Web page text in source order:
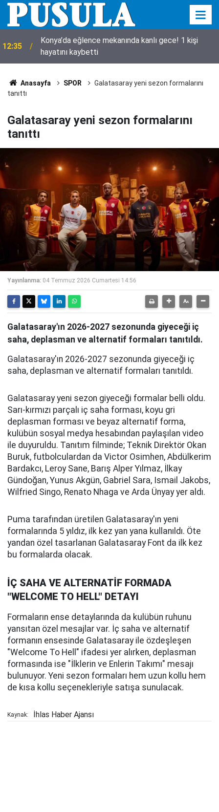
12:35
Konya’da eğlence mekanında kanlı gece! 1 kişi
hayatını kaybetti
Anasayfa SPOR
Galatasaray yeni sezon formalarını
tanıttı
Galatasaray yeni sezon formalarını
tanıttı
Yayınlanma: 04 Temmuz 2026 Cumartesi 14:56
Galatasaray'ın 2026-2027 sezonunda giyeceği iç
saha, deplasman ve alternatif formaları tanıtıldı.
Galatasaray'ın 2026-2027 sezonunda giyeceği iç
saha, deplasman ve alternatif formaları tanıtıldı.
Galatasaray yeni sezon giyeceği formalar belli oldu.
Sarı-kırmızı parçalı iç saha forması, koyu gri
deplasman forması ve beyaz alternatif forma,
kulübün sosyal medya hesabından paylaşılan video
ile duyuruldu. Tanıtım filminde; Teknik Direktör Okan
Buruk, futbolculardan da Victor Osimhen, Abdülkerim
Bardakcı, Leroy Sane, Barış Alper Yılmaz, İlkay
Gündoğan, Yunus Akgün, Gabriel Sara, Ismail Jakobs,
Wilfried Singo, Renato Nhaga ve Arda Ünyay yer aldı.
Puma tarafından üretilen Galatasaray'ın yeni
formalarında 5 yıldız, ilk kez yan yana kullanıldı. Öte
yandan özel tasarlanan Galatasaray Font da ilk kez
bu formalarda olacak.
İÇ SAHA VE ALTERNATİF FORMADA
"WELCOME TO HELL" DETAYI
Formaların ense detaylarında da kulübün ruhunu
yansıtan özel mesajlar var. İç saha ve alternatif
formanın ensesinde Galatasaray ile özdeşleşen
"Welcome To Hell" ifadesi yer alırken, deplasman
formasında ise "İlklerin ve Enlerin Takımı" mesajı
bulunuyor. Yeni sezon formaları hem uzun kollu hem
de kısa kollu seçenekleriyle satışa sunulacak.
Kaynak: İhlas Haber Ajansı